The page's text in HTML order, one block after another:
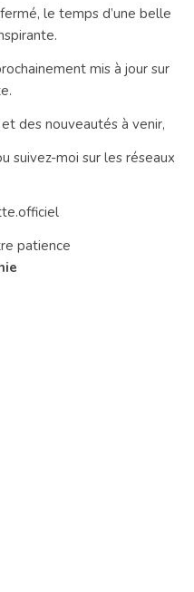
le temps d’une belle
mis à jour sur
des nouveautés à venir,
suivez-moi sur les réseaux
patience